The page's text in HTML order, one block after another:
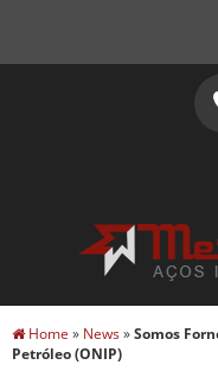
Home » News»Somos
Petróleo (ONIP)